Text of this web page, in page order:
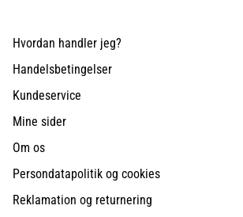
Hvordan handler jeg?
Handelsbetingelser
Kundeservice
Mine sider
Om os
Persondatapolitik og cookies
Reklamation og returnering